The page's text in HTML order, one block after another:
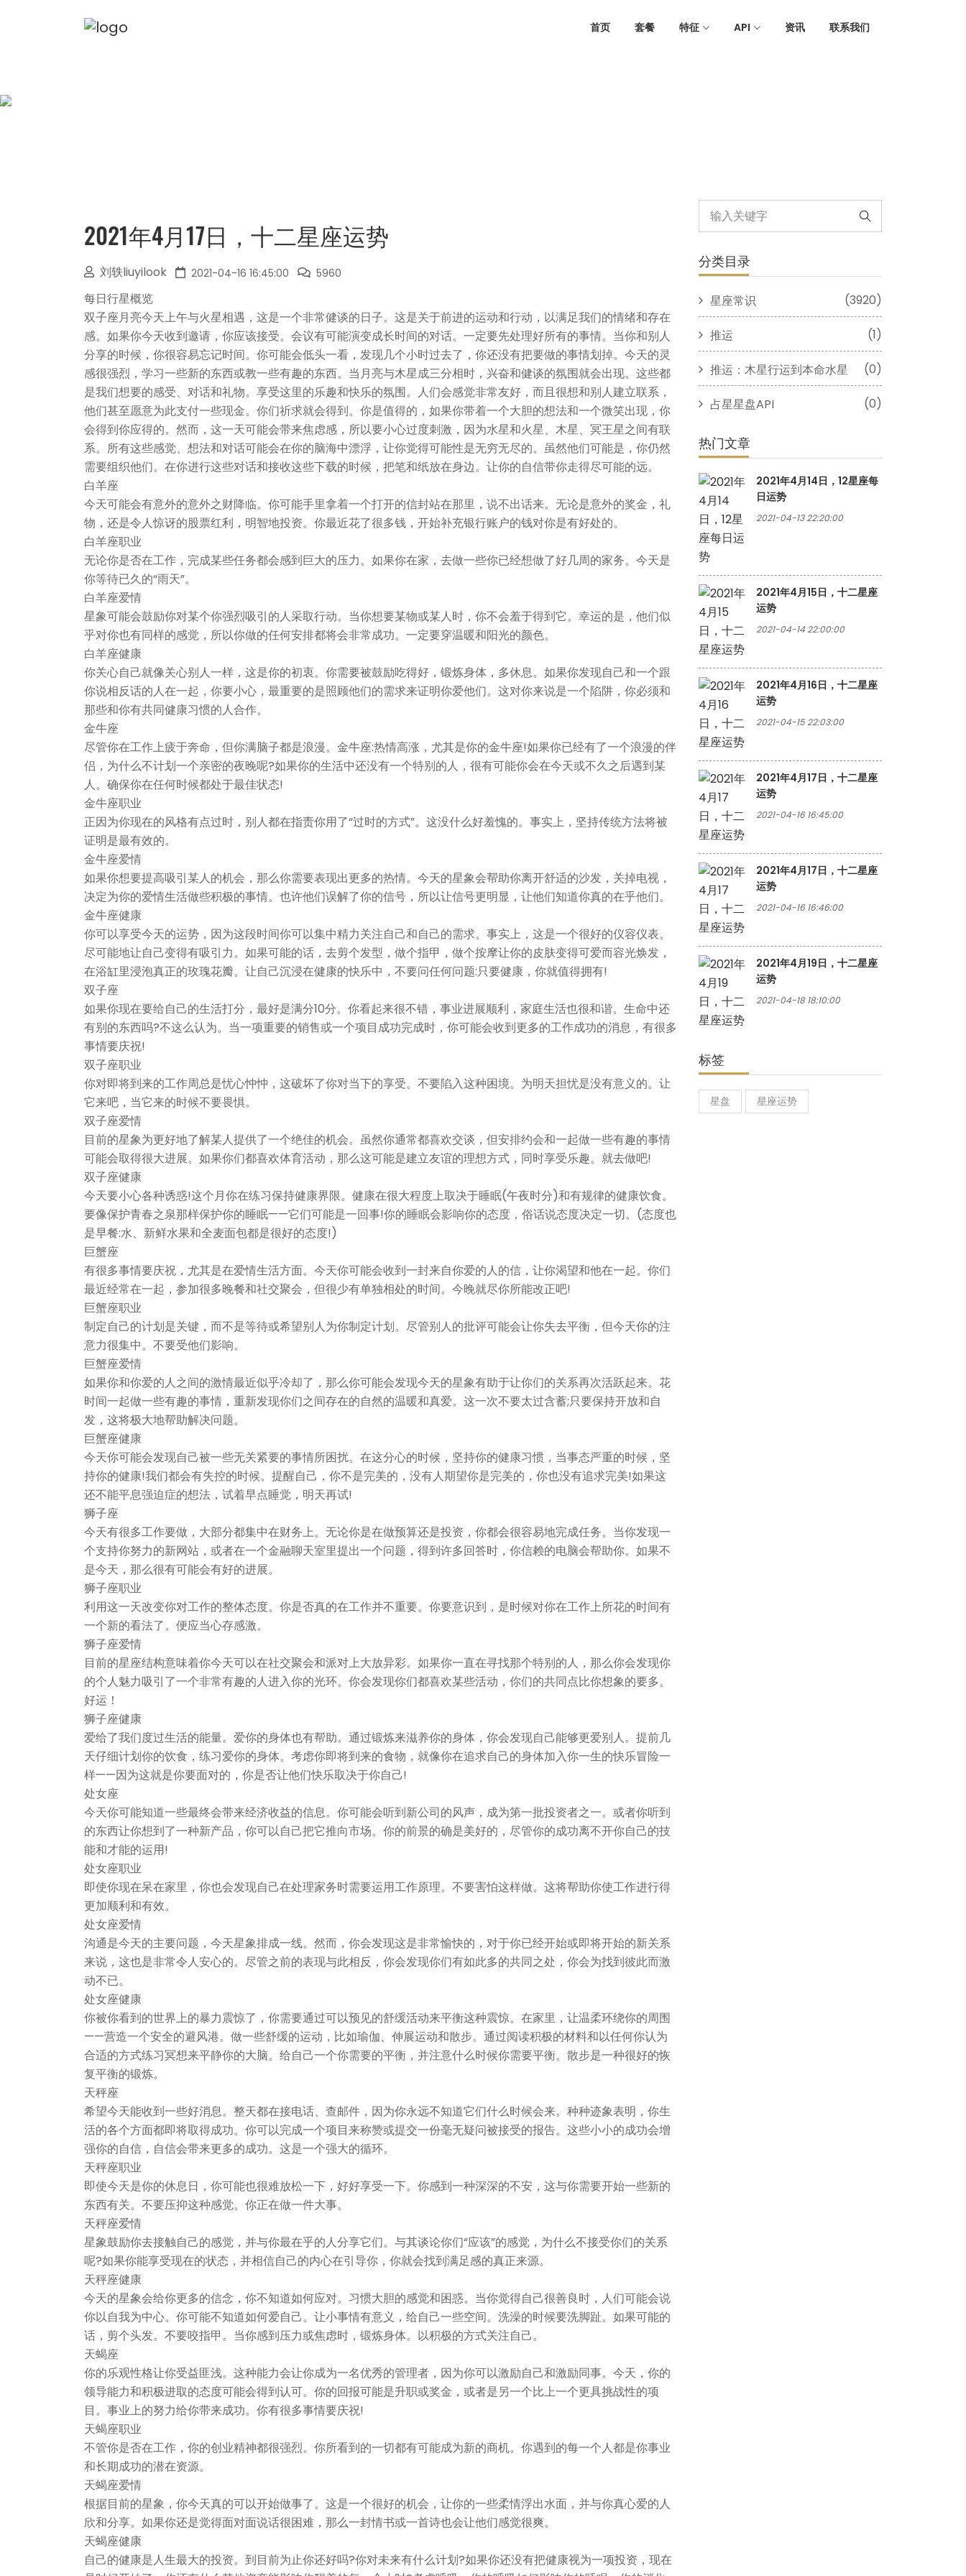
首页 套餐 特征 API 资讯 联系我们
2021年4月17日，十二星座运势
刘轶liuyilook 2021-04-16 16:45:00 5960
每日行星概览
双子座月亮今天上午与火星相遇，这是一个非常健谈的日子。这是关于前进的运动和行动，以满足我们的情绪和存在
感。如果你今天收到邀请，你应该接受。会议有可能演变成长时间的对话。一定要先处理好所有的事情。当你和别人
分享的时候，你很容易忘记时间。你可能会低头一看，发现几个小时过去了，你还没有把要做的事情划掉。今天的灵
感很强烈，学习一些新的东西或教一些有趣的东西。当月亮与木星成三分相时，兴奋和健谈的氛围就会出现。这些都
是我们想要的感受、对话和礼物。享受这里的乐趣和快乐的氛围。人们会感觉非常友好，而且很想和别人建立联系，
他们甚至愿意为此支付一些现金。你们祈求就会得到。你是值得的，如果你带着一个大胆的想法和一个微笑出现，你
会得到你应得的。然而，这一天可能会带来焦虑感，所以要小心过度刺激，因为水星和火星、木星、冥王星之间有联
系。所有这些感觉、想法和对话可能会在你的脑海中漂浮，让你觉得可能性是无穷无尽的。虽然他们可能是，你仍然
需要组织他们。在你进行这些对话和接收这些下载的时候，把笔和纸放在身边。让你的自信带你走得尽可能的远。
白羊座
今天可能会有意外的意外之财降临。你可能手里拿着一个打开的信封站在那里，说不出话来。无论是意外的奖金，礼
物，还是令人惊讶的股票红利，明智地投资。你最近花了很多钱，开始补充银行账户的钱对你是有好处的。
白羊座职业
无论你是否在工作，完成某些任务都会感到巨大的压力。如果你在家，去做一些你已经想做了好几周的家务。今天是
你等待已久的“雨天”。
白羊座爱情
星象可能会鼓励你对某个你强烈吸引的人采取行动。当你想要某物或某人时，你不会羞于得到它。幸运的是，他们似
乎对你也有同样的感觉，所以你做的任何安排都将会非常成功。一定要穿温暖和阳光的颜色。
白羊座健康
你关心自己就像关心别人一样，这是你的初衷。你需要被鼓励吃得好，锻炼身体，多休息。如果你发现自己和一个跟
你说相反话的人在一起，你要小心，最重要的是照顾他们的需求来证明你爱他们。这对你来说是一个陷阱，你必须和
那些和你有共同健康习惯的人合作。
金牛座
尽管你在工作上疲于奔命，但你满脑子都是浪漫。金牛座:热情高涨，尤其是你的金牛座!如果你已经有了一个浪漫的伴
侣，为什么不计划一个亲密的夜晚呢?如果你的生活中还没有一个特别的人，很有可能你会在今天或不久之后遇到某
人。确保你在任何时候都处于最佳状态!
金牛座职业
正因为你现在的风格有点过时，别人都在指责你用了“过时的方式”。这没什么好羞愧的。事实上，坚持传统方法将被
证明是最有效的。
金牛座爱情
如果你想要提高吸引某人的机会，那么你需要表现出更多的热情。今天的星象会帮助你离开舒适的沙发，关掉电视，
决定为你的爱情生活做些积极的事情。也许他们误解了你的信号，所以让信号更明显，让他们知道你真的在乎他们。
金牛座健康
你可以享受今天的运势，因为这段时间你可以集中精力关注自己和自己的需求。事实上，这是一个很好的仪容仪表。
尽可能地让自己变得有吸引力。如果可能的话，去剪个发型，做个指甲，做个按摩让你的皮肤变得可爱而容光焕发，
在浴缸里浸泡真正的玫瑰花瓣。让自己沉浸在健康的快乐中，不要问任何问题:只要健康，你就值得拥有!
双子座
如果你现在要给自己的生活打分，最好是满分10分。你看起来很不错，事业进展顺利，家庭生活也很和谐。生命中还
有别的东西吗?不这么认为。当一项重要的销售或一个项目成功完成时，你可能会收到更多的工作成功的消息，有很多
事情要庆祝!
双子座职业
你对即将到来的工作周总是忧心忡忡，这破坏了你对当下的享受。不要陷入这种困境。为明天担忧是没有意义的。让
它来吧，当它来的时候不要畏惧。
双子座爱情
目前的星象为更好地了解某人提供了一个绝佳的机会。虽然你通常都喜欢交谈，但安排约会和一起做一些有趣的事情
可能会取得很大进展。如果你们都喜欢体育活动，那么这可能是建立友谊的理想方式，同时享受乐趣。就去做吧!
双子座健康
今天要小心各种诱惑!这个月你在练习保持健康界限。健康在很大程度上取决于睡眠(午夜时分)和有规律的健康饮食。
要像保护青春之泉那样保护你的睡眠——它们可能是一回事!你的睡眠会影响你的态度，俗话说态度决定一切。(态度也
是早餐:水、新鲜水果和全麦面包都是很好的态度!)
巨蟹座
有很多事情要庆祝，尤其是在爱情生活方面。今天你可能会收到一封来自你爱的人的信，让你渴望和他在一起。你们
最近经常在一起，参加很多晚餐和社交聚会，但很少有单独相处的时间。今晚就尽你所能改正吧!
巨蟹座职业
制定自己的计划是关键，而不是等待或希望别人为你制定计划。尽管别人的批评可能会让你失去平衡，但今天你的注
意力很集中。不要受他们影响。
巨蟹座爱情
如果你和你爱的人之间的激情最近似乎冷却了，那么你可能会发现今天的星象有助于让你们的关系再次活跃起来。花
时间一起做一些有趣的事情，重新发现你们之间存在的自然的温暖和真爱。这一次不要太过含蓄;只要保持开放和自
发，这将极大地帮助解决问题。
巨蟹座健康
今天你可能会发现自己被一些无关紧要的事情所困扰。在这分心的时候，坚持你的健康习惯，当事态严重的时候，坚
持你的健康!我们都会有失控的时候。提醒自己，你不是完美的，没有人期望你是完美的，你也没有追求完美!如果这
还不能平息强迫症的想法，试着早点睡觉，明天再试!
狮子座
今天有很多工作要做，大部分都集中在财务上。无论你是在做预算还是投资，你都会很容易地完成任务。当你发现一
个支持你努力的新网站，或者在一个金融聊天室里提出一个问题，得到许多回答时，你信赖的电脑会帮助你。如果不
是今天，那么很有可能会有好的进展。
狮子座职业
利用这一天改变你对工作的整体态度。你是否真的在工作并不重要。你要意识到，是时候对你在工作上所花的时间有
一个新的看法了。便应当心存感激。
狮子座爱情
目前的星座结构意味着你今天可以在社交聚会和派对上大放异彩。如果你一直在寻找那个特别的人，那么你会发现你
的个人魅力吸引了一个非常有趣的人进入你的光环。你会发现你们都喜欢某些活动，你们的共同点比你想象的要多。
好运！
狮子座健康
爱给了我们度过生活的能量。爱你的身体也有帮助。通过锻炼来滋养你的身体，你会发现自己能够更爱别人。提前几
天仔细计划你的饮食，练习爱你的身体。考虑你即将到来的食物，就像你在追求自己的身体加入你一生的快乐冒险一
样——因为这就是你要面对的，你是否让他们快乐取决于你自己!
处女座
今天你可能知道一些最终会带来经济收益的信息。你可能会听到新公司的风声，成为第一批投资者之一。或者你听到
的东西让你想到了一种新产品，你可以自己把它推向市场。你的前景的确是美好的，尽管你的成功离不开你自己的技
能和才能的运用!
处女座职业
即使你现在呆在家里，你也会发现自己在处理家务时需要运用工作原理。不要害怕这样做。这将帮助你使工作进行得
更加顺利和有效。
处女座爱情
沟通是今天的主要问题，今天星象排成一线。然而，你会发现这是非常愉快的，对于你已经开始或即将开始的新关系
来说，这也是非常令人安心的。尽管之前的表现与此相反，你会发现你们有如此多的共同之处，你会为找到彼此而激
动不已。
处女座健康
你被你看到的世界上的暴力震惊了，你需要通过可以预见的舒缓活动来平衡这种震惊。在家里，让温柔环绕你的周围
——营造一个安全的避风港。做一些舒缓的运动，比如瑜伽、伸展运动和散步。通过阅读积极的材料和以任何你认为
合适的方式练习冥想来平静你的大脑。给自己一个你需要的平衡，并注意什么时候你需要平衡。散步是一种很好的恢
复平衡的锻炼。
天秤座
希望今天能收到一些好消息。整天都在接电话、查邮件，因为你永远不知道它们什么时候会来。种种迹象表明，你生
活的各个方面都即将取得成功。你可以完成一个项目来称赞或提交一份毫无疑问被接受的报告。这些小小的成功会增
强你的自信，自信会带来更多的成功。这是一个强大的循环。
天秤座职业
即使今天是你的休息日，你可能也很难放松一下，好好享受一下。你感到一种深深的不安，这与你需要开始一些新的
东西有关。不要压抑这种感觉。你正在做一件大事。
天秤座爱情
星象鼓励你去接触自己的感觉，并与你最在乎的人分享它们。与其谈论你们“应该”的感觉，为什么不接受你们的关系
呢?如果你能享受现在的状态，并相信自己的内心在引导你，你就会找到满足感的真正来源。
天秤座健康
今天的星象会给你更多的信念，你不知道如何应对。习惯大胆的感觉和困惑。当你觉得自己很善良时，人们可能会说
你以自我为中心。你可能不知道如何爱自己。让小事情有意义，给自己一些空间。洗澡的时候要洗脚趾。如果可能的
话，剪个头发。不要咬指甲。当你感到压力或焦虑时，锻炼身体。以积极的方式关注自己。
天蝎座
你的乐观性格让你受益匪浅。这种能力会让你成为一名优秀的管理者，因为你可以激励自己和激励同事。今天，你的
领导能力和积极进取的态度可能会得到认可。你的回报可能是升职或奖金，或者是另一个比上一个更具挑战性的项
目。事业上的努力给你带来成功。你有很多事情要庆祝!
天蝎座职业
不管你是否在工作，你的创业精神都很强烈。你所看到的一切都有可能成为新的商机。你遇到的每一个人都是你事业
和长期成功的潜在资源。
天蝎座爱情
根据目前的星象，你今天真的可以开始做事了。这是一个很好的机会，让你的一些柔情浮出水面，并与你真心爱的人
欣和分享。如果你还是觉得面对面说话很困难，那么一封情书或一首诗也会让他们感觉很爽。
天蝎座健康
自己的健康是人生最大的投资。到目前为止你还好吗?你对未来有什么计划?如果你还没有把健康视为一项投资，现在
分类目录
星座常识 (3920)
推运 (1)
推运：木星行运到本命水星 (0)
占星星盘API (0)
热门文章
2021年4月14日，12星座每
日运势
2021-04-13 22:20:00
2021年4月15日，十二星座
运势
2021-04-14 22:00:00
2021年4月16日，十二星座
运势
2021-04-15 22:03:00
2021年4月17日，十二星座
运势
2021-04-16 16:45:00
2021年4月17日，十二星座
运势
2021-04-16 16:46:00
2021年4月19日，十二星座
运势
2021-04-18 18:10:00
标签
星盘 星座运势